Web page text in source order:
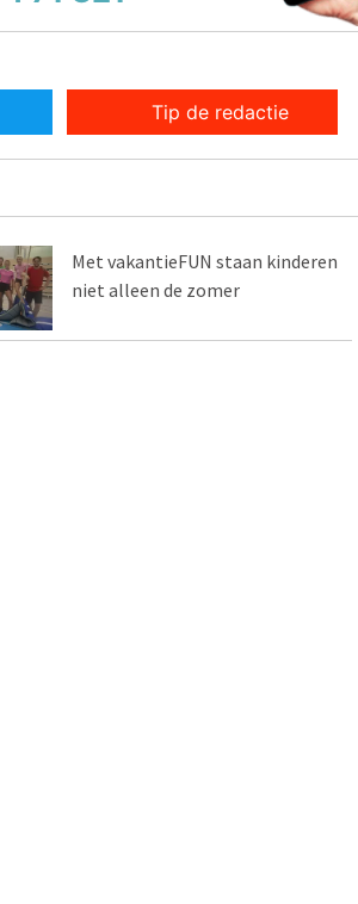
Tip de redactie
Met vakantieFUN staan kinderen
niet alleen de zomer